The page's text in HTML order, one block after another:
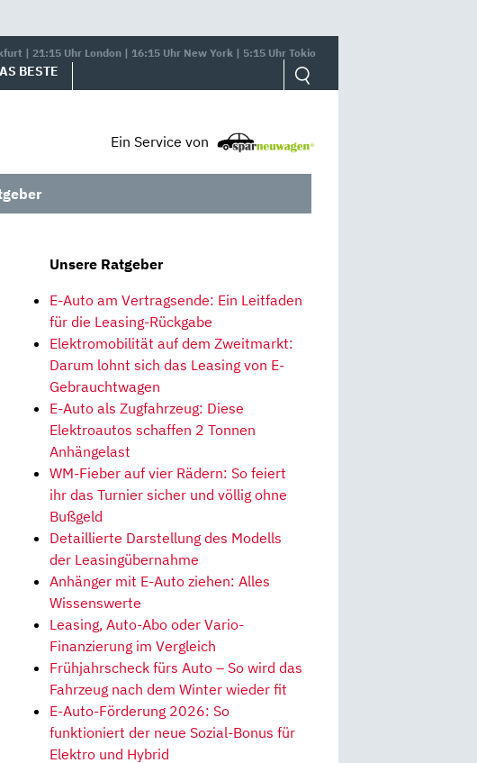
| 21:15 Uhr London | 16:15 Uhr New York | 5:15 Uhr Tokio
BESTE
Ein Service von
Unsere Ratgeber
E-Auto am Vertragsende: Ein Leitfaden
für die Leasing-Rückgabe
Elektromobilität auf dem Zweitmarkt:
Darum lohnt sich das Leasing von E-
Gebrauchtwagen
E-Auto als Zugfahrzeug: Diese
Elektroautos schaffen 2 Tonnen
Anhängelast
WM-Fieber auf vier Rädern: So feiert
ihr das Turnier sicher und völlig ohne
Bußgeld
Detaillierte Darstellung des Modells
der Leasingübernahme
Anhänger mit E-Auto ziehen: Alles
Wissenswerte
Leasing, Auto-Abo oder Vario-
Finanzierung im Vergleich
Frühjahrscheck fürs Auto – So wird das
Fahrzeug nach dem Winter wieder fit
E-Auto-Förderung 2026: So
funktioniert der neue Sozial-Bonus für
Elektro und Hybrid